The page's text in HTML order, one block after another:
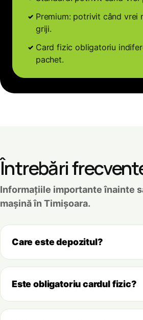
Premium: potrivit când vrei
griji.
Card fizic obligatoriu
pachet.
Întrebări
Informațiile importante înainte
mașină în Timișoara.
Care este depozitul?
Este obligatoriu cardul fizic?